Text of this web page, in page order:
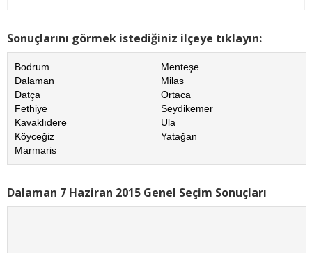
Sonuçlarını görmek istediğiniz ilçeye tıklayın:
Bodrum
Dalaman
Datça
Fethiye
Kavaklıdere
Köyceğiz
Marmaris
Menteşe
Milas
Ortaca
Seydikemer
Ula
Yatağan
Dalaman 7 Haziran 2015 Genel Seçim Sonuçları